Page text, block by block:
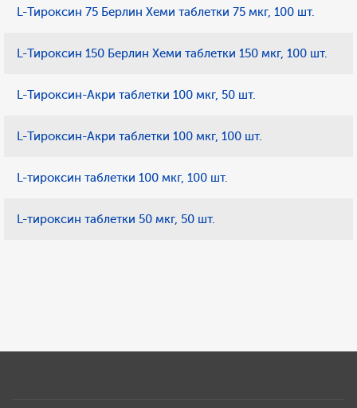
L-Тироксин 75 Берлин Хеми таблетки 75 мкг, 100 шт.
L-Тироксин 150 Берлин Хеми таблетки 150 мкг, 100 шт.
L-Тироксин-Акри таблетки 100 мкг, 50 шт.
L-Тироксин-Акри таблетки 100 мкг, 100 шт.
L-тироксин таблетки 100 мкг, 100 шт.
L-тироксин таблетки 50 мкг, 50 шт.